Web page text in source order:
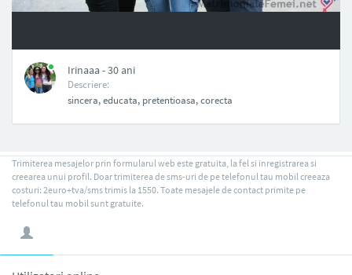
Irinaaa - 30 ani
Descriere:
sincera, educata, pretentioasa, corecta
Trimiterea mesajelor prin formularul web este gratuita, la fel si inregistrarea si
creearea unui profil. Doar trimiterea de sms-uri de pe telefonul tau mobil creeaza
costuri: 2euro+tva/sms trimis la 1550. Toate mesajele de contact primite pe
telefonul tau mobil sunt gratuite.